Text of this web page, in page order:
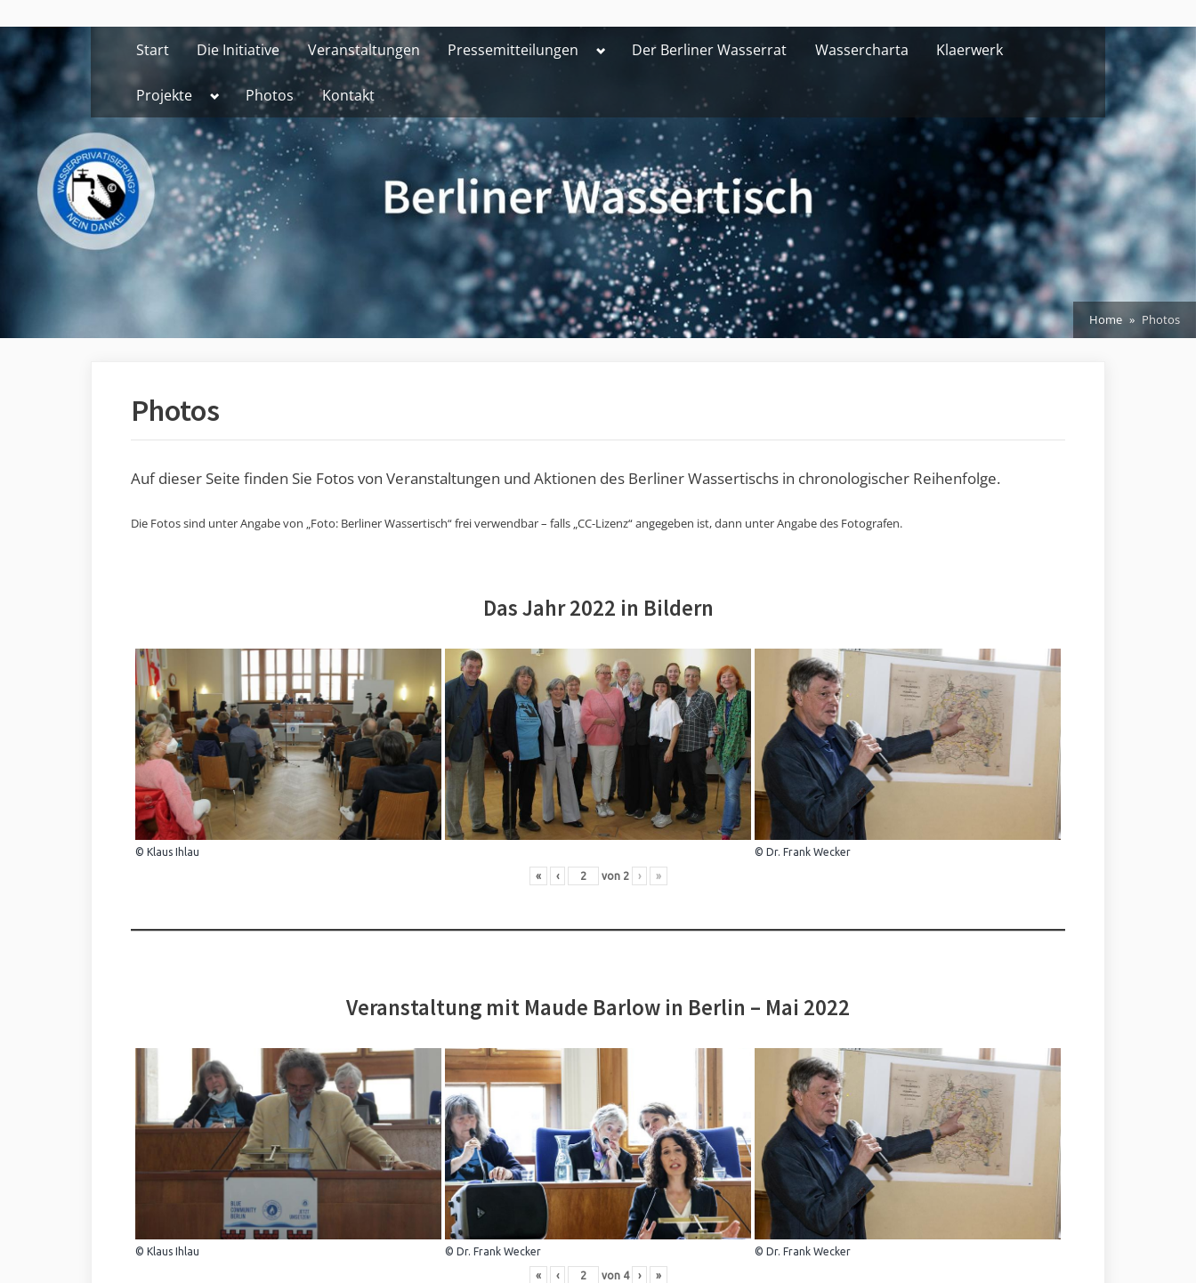
to
content
Start Die Initiative Veranstaltungen Pressemitteilungen ToggleDer Berliner Wasserrat Wassercharta Klaerwerk
Projekte Toggle
menu
Photos Kontakt
Home Photos
Photos
Auf dieser Seite finden Sie Fotos von Veranstaltungen und Aktionen des Berliner Wassertischs in chronologischer Reihenfolge.
Die Fotos sind unter Angabe von „Foto: Berliner Wassertisch“ frei verwendbar – falls „CC-Lizenz“ angegeben ist, dann unter Angabe des Fotografen.
Das Jahr 2022 in Bildern
© Klaus Ihlau © Dr. Frank Wecker
« ‹ von 2 › »
Veranstaltung mit Maude Barlow in Berlin – Mai 2022
© Klaus Ihlau © Dr. Frank Wecker © Dr. Frank Wecker
« ‹ von 4 › »